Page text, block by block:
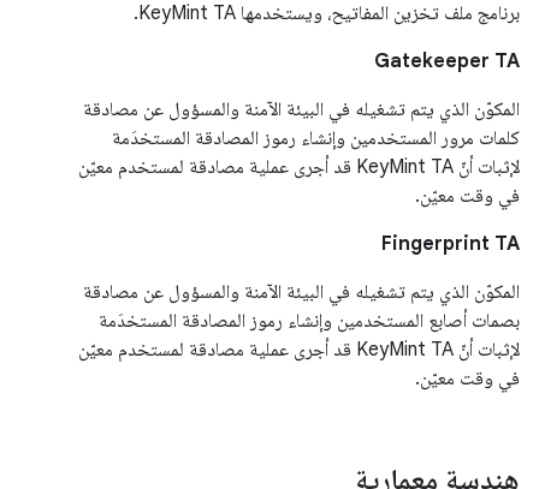
برنامج ملف تخزين المفاتيح، ويستخدمها KeyMint TA.
Gatekeeper TA
المكوّن الذي يتم تشغيله في البيئة الآمنة والمسؤول عن مصادقة
كلمات مرور المستخدمين وإنشاء رموز المصادقة المستخدَمة
لإثبات أنّ KeyMint TA قد أجرى عملية مصادقة لمستخدم معيّن
في وقت معيّن.
Fingerprint TA
المكوّن الذي يتم تشغيله في البيئة الآمنة والمسؤول عن مصادقة
بصمات أصابع المستخدمين وإنشاء رموز المصادقة المستخدَمة
لإثبات أنّ KeyMint TA قد أجرى عملية مصادقة لمستخدم معيّن
في وقت معيّن.
هندسة معمارية